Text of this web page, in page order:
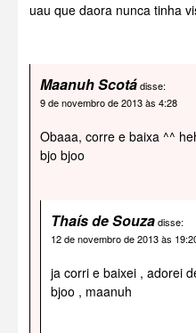
uau que daora nunca tinha
Maanuh Scotádisse:
9 de novembro de 2013 às 4:28
Obaaa, corre e baixa ^^
bjo bjoo
Thaís de Souzadisse:
12 de novembro de 2013 às
ja corri e baixei , adorei
bjoo , maanuh